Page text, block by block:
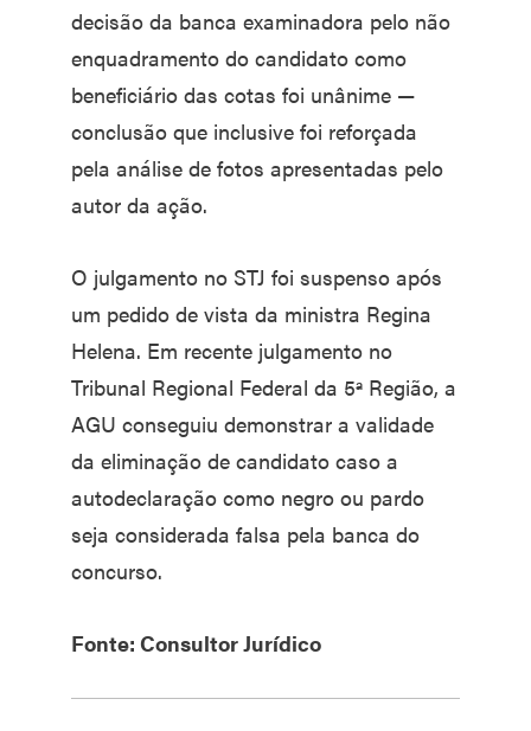
decisão da banca examinadora pelo não
enquadramento do candidato como
beneficiário das cotas foi unânime —
conclusão que inclusive foi reforçada
pela análise de fotos apresentadas pelo
autor da ação.
O julgamento no STJ foi suspenso após
um pedido de vista da ministra Regina
Helena. Em recente julgamento no
Tribunal Regional Federal da 5ª Região, a
AGU conseguiu demonstrar a validade
da eliminação de candidato caso a
autodeclaração como negro ou pardo
seja considerada falsa pela banca do
concurso.
Fonte: Consultor Jurídico